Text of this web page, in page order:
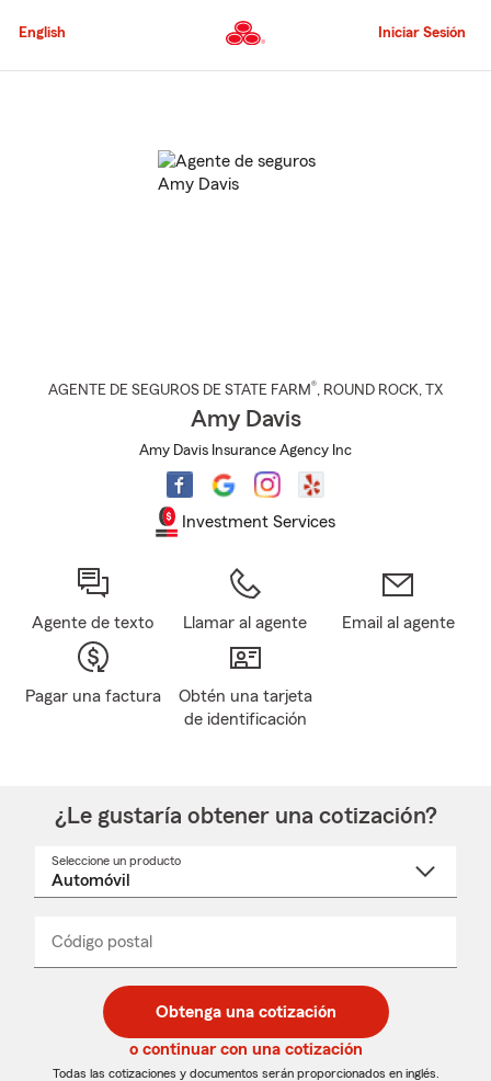
al
principal
English Iniciar Sesión
AGENTE DE SEGUROS DE STATE FARM®, ROUND ROCK, TX
Amy Davis
Amy Davis Insurance Agency Inc
Investment Services
Agente de texto Llamar al agente Email al agente
Pagar una factura
Obtén una tarjeta
de identificación
¿Le gustaría obtener una cotización?
Seleccione un producto
desplegable
Código postal
de
5
dígitos
de
5
dígitos
_____
Obtenga una cotización
o continuar con una cotización
Todas las cotizaciones y documentos serán proporcionados en inglés.